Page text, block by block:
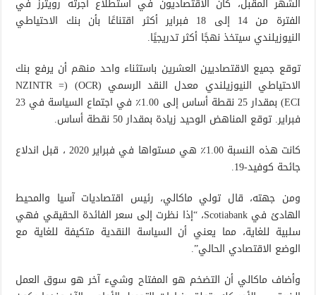
الشهر المقبل، كان الاقتصاديون في استطلاع أجرته رويترز في
الفترة من 14 إلى 18 فبراير أكثر اقتناعًا بأن بنك الاحتياطي
النيوزيلندي سيتخذ نهجًا أكثر تدريجيًا.
توقع جميع الاقتصاديين العشرين باستثناء واحد منهم أن يرفع بنك
الاحتياطي النيوزيلندي معدل النقد الرسمي (OCR) (NZINTR =
ECI) بمقدار 25 نقطة أساس إلى 1.00٪ في اجتماع السياسة في 23
فبراير. توقع المناهض الوحيد زيادة بمقدار 50 نقطة أساس.
كانت هذه النسبة 1.00٪ هي مستواها في فبراير 2020 ، قبل اندلاع
جائحة كوفيد-19.
ومن جهته، قال تولي ماكالي، رئيس اقتصاديات آسيا والمحيط
الهادئ في Scotiabank، “إذا نظرت إلى سعر الفائدة الحقيقي فهي
سلبية للغاية، مما يعني أن السياسة النقدية متكيفة للغاية مع
الوضع الاقتصادي الحالي”.
وأضاف ماكالي أن التضخم هو المفتاح وشيء آخر هو سوق العمل